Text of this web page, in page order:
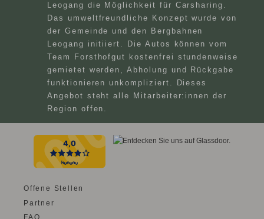
Leogang die Möglichkeit für Carsharing.
Das umweltfreundliche Konzept wurde von
der Gemeinde und den Bergbahnen
Leogang initiiert. Die Autos können vom
Team Forsthofgut kostenfrei stundenweise
gemietet werden, Abholung und Rückgabe
funktionieren unkompliziert. Dieses
Angebot steht alle Mitarbeiter:innen der
Region offen.
Offene Stellen
Partner